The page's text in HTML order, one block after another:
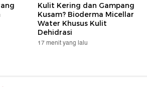
Kulit Kering dan Gampang
Kusam? Bioderma Micellar
Water Khusus Kulit
Dehidrasi
17 menit yang lalu